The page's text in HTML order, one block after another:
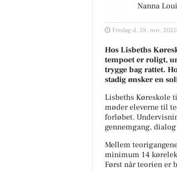
Nanna
Fredag d. 28. nov.
Hos Lisbeths
tempoet er roligt,
trygge bag rattet.
stadig ønsker en
Lisbeths Køreskole
møder eleverne til
forløbet.
gennemgang,
Mellem
minimum 14
Først når teorien er